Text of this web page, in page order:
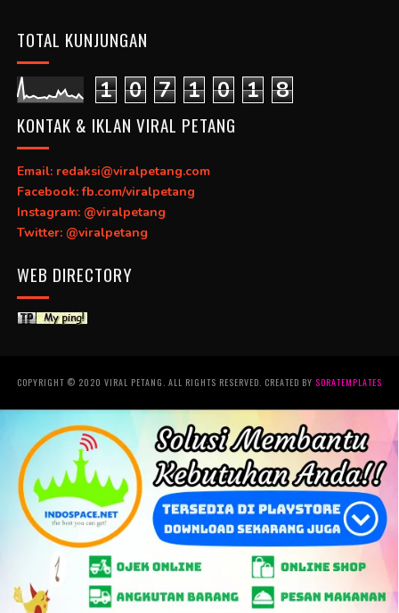
TOTAL KUNJUNGAN
1 0 7 1 0 1 8
KONTAK & IKLAN VIRAL PETANG
Email: redaksi@viralpetang.com
Facebook: fb.com/viralpetang
Instagram: @viralpetang
Twitter: @viralpetang
WEB DIRECTORY
COPYRIGHT © 2020 VIRAL PETANG. ALL RIGHTS RESERVED. CREATED BY SORATEMPLATES